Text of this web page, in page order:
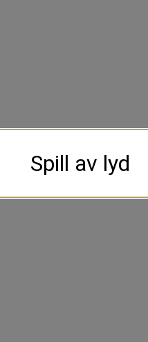
Spill av lyd